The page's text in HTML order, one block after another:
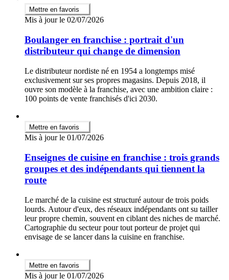
Mettre en favoris
Mis à jour le 02/07/2026
Boulanger en franchise : portrait d'un
distributeur qui change de dimension
Le distributeur nordiste né en 1954 a longtemps misé
exclusivement sur ses propres magasins. Depuis 2018, il
ouvre son modèle à la franchise, avec une ambition claire :
100 points de vente franchisés d'ici 2030.
Mettre en favoris
Mis à jour le 01/07/2026
Enseignes de cuisine en franchise : trois grands
groupes et des indépendants qui tiennent la
route
Le marché de la cuisine est structuré autour de trois poids
lourds. Autour d'eux, des réseaux indépendants ont su tailler
leur propre chemin, souvent en ciblant des niches de marché.
Cartographie du secteur pour tout porteur de projet qui
envisage de se lancer dans la cuisine en franchise.
Mettre en favoris
Mis à jour le 01/07/2026